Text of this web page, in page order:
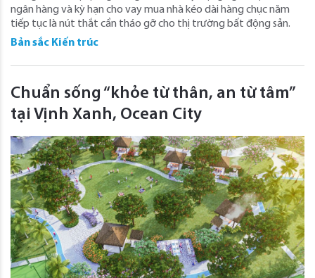
ngân hàng và kỳ hạn cho vay mua nhà kéo dài hàng chục năm
tiếp tục là nút thắt cần tháo gỡ cho thị trường bất động sản.
Bản sắc Kiến trúc
Chuẩn sống “khỏe từ thân, an từ tâm”
tại Vịnh Xanh, Ocean City